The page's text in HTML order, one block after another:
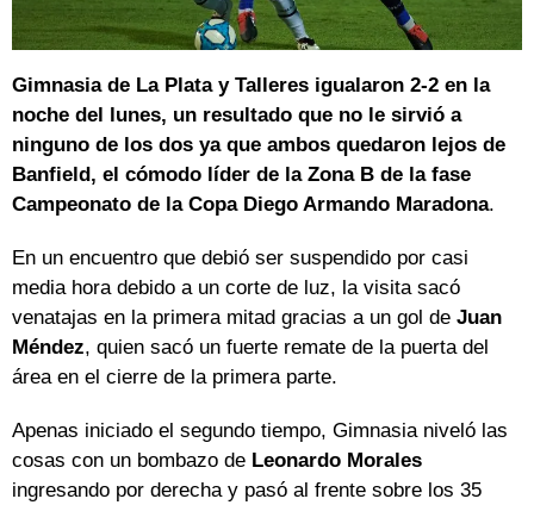
Gimnasia de La Plata y Talleres igualaron 2-2 en la
noche del lunes, un resultado que no le sirvió a
ninguno de los dos ya que ambos quedaron lejos de
Banfield, el cómodo líder de la Zona B de la fase
Campeonato de la Copa Diego Armando Maradona.
En un encuentro que debió ser suspendido por casi
media hora debido a un corte de luz, la visita sacó
venatajas en la primera mitad gracias a un gol de Juan
Méndez, quien sacó un fuerte remate de la puerta del
área en el cierre de la primera parte.
Apenas iniciado el segundo tiempo, Gimnasia niveló las
cosas con un bombazo de Leonardo Morales
ingresando por derecha y pasó al frente sobre los 35